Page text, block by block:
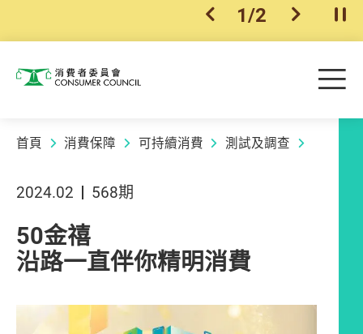
上一個
1/2 下一個開
消費者委員會 目
首頁 消費保障 可持續消費 測試及調查
2024.02 568期
50金禧
沿路一直伴你精明消費